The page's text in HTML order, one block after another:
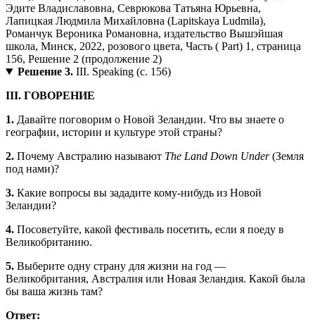
Решение 3.III. Speaking (с. 156)
III. ГОВОРЕНИЕ
1. Давайте поговорим о Новой Зеландии. Что вы знаете о
географии, истории и культуре этой страны?
2. Почему Австралию называют The Land Down Under(Земля
под нами)?
3. Какие вопросы вы зададите кому-нибудь из Новой
Зеландии?
4. Посоветуйте, какой фестиваль посетить, если я поеду в
Великобританию.
5. Выберите одну страну для жизни на год —
Великобритания, Австралия или Новая Зеландия. Какой была
бы ваша жизнь там?
Ответ: